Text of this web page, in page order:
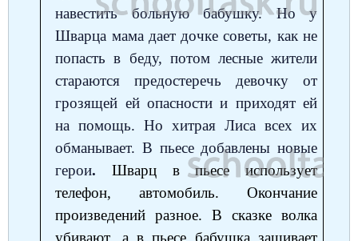
навестить больную бабушку. Но у
Шварца мама дает дочке советы, как не
попасть в беду, потом лесные жители
стараются предостеречь девочку от
грозящей ей опасности и приходят ей
на помощь. Но хитрая Лиса всех их
обманывает. В пьесе добавлены новые
герои. Шварц в пьесе использует
телефон, автомобиль. Окончание
произведений разное. В сказке волка
убивают, а в пьесе бабушка зашивает